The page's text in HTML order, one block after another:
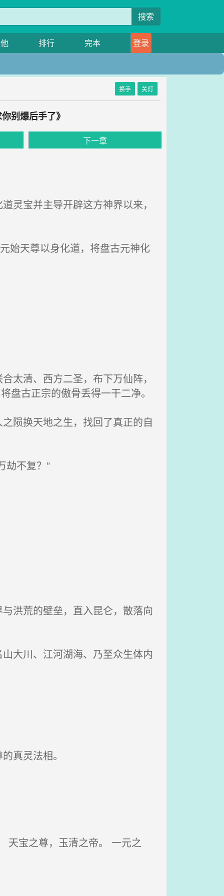
搜索
排行 完本 登录
换手 关灯
别爆后手了》
下一章
宝并主导开辟这方神界以来，
始天尊以身化道，将盘古元神化
清、西方二圣，布下万仙阵，
盘古正宗的傲骨丢得一干二净。
陨换天地之生，找回了真正的自
不复？”
洪荒的壁垒，直入昆仑，散落向
大川、江河湖海、乃至众生体内
真灵法相。
宝之尊，玉清之帝。 一元之